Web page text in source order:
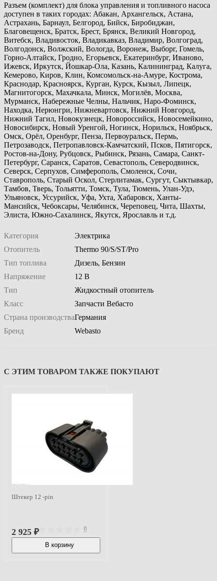
Разъем (комплект) для блока управления и топливного насоса
доступен в таких городах: Абакан, Архангельск, Астана,
Астрахань, Барнаул, Белгород, Бийск, Биробиджан,
Благовещенск, Братск, Брест, Брянск, Великий Новгород,
Витебск, Владивосток, Владикавказ, Владимир, Волгоград,
Волгодонск, Волжский, Вологда, Воронеж, Выборг, Гомель,
Горно-Алтайск, Гродно, Егорьевск, Екатеринбург, Иваново,
Ижевск, Иркутск, Йошкар-Ола, Казань, Калининград, Калуга,
Кемерово, Киров, Клин, Комсомольск-на-Амуре, Кострома,
Краснодар, Красноярск, Курган, Курск, Кызыл, Липецк,
Магнитогорск, Махачкала, Минск, Могилёв, Москва,
Мурманск, Набережные Челны, Нальчик, Наро-Фоминск,
Находка, Нерюнгри, Нижневартовск, Нижний Новгород,
Нижний Тагил, Новокузнецк, Новороссийск, Новосемейкино,
Новосибирск, Новый Уренгой, Ногинск, Норильск, Ноябрьск,
Омск, Орёл, Оренбург, Пенза, Первоуральск, Пермь,
Петрозаводск, Петропавловск-Камчатский, Псков, Пятигорск,
Ростов-на-Дону, Рубцовск, Рыбинск, Рязань, Самара, Санкт-
Петербург, Саранск, Саратов, Севастополь, Северодвинск,
Северск, Серпухов, Симферополь, Смоленск, Сочи,
Ставрополь, Старый Оскол, Стерлитамак, Сургут, Сыктывкар,
Тамбов, Тверь, Тольятти, Томск, Тула, Тюмень, Улан-Удэ,
Ульяновск, Уссурийск, Уфа, Ухта, Хабаровск, Ханты-
Мансийск, Чебоксары, Челябинск, Череповец, Чита, Шахты,
Элиста, Южно-Сахалинск, Якутск, Ярославль и т.д.
Категория
Электрика
Отопитель
Thermo 90/S/ST/Pro
Тип топлива
Дизель, Бензин
Напряжение
12 В
Тип
Жидкостный отопитель
Класс
Запчасти Вебасто
Страна производстваГермания
Бренд
Webasto
С ЭТИМ ТОВАРОМ ТАКЖЕ ПОКУПАЮТ
Штекер 12 -pin
2 925 ₽ 0
В корзину